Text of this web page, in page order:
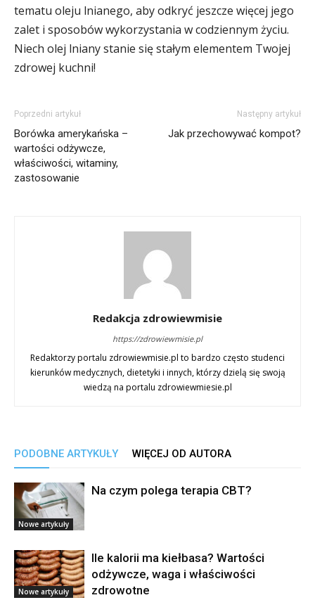
tematu oleju lnianego, aby odkryć jeszcze więcej jego
zalet i sposobów wykorzystania w codziennym życiu.
Niech olej lniany stanie się stałym elementem Twojej
zdrowej kuchni!
Poprzedni artykuł
Borówka amerykańska –
wartości odżywcze,
właściwości, witaminy,
zastosowanie
Następny artykuł
Jak przechowywać kompot?
Redakcja zdrowiewmisie
https://zdrowiewmisie.pl
Redaktorzy portalu zdrowiewmisie.pl to bardzo często studenci
kierunków medycznych, dietetyki i innych, którzy dzielą się swoją
wiedzą na portalu zdrowiewmiesie.pl
PODOBNE ARTYKUŁY WIĘCEJ OD AUTORA
Nowe artykuły
Na czym polega terapia CBT?
Nowe artykuły
Ile kalorii ma kiełbasa? Wartości
odżywcze, waga i właściwości
zdrowotne